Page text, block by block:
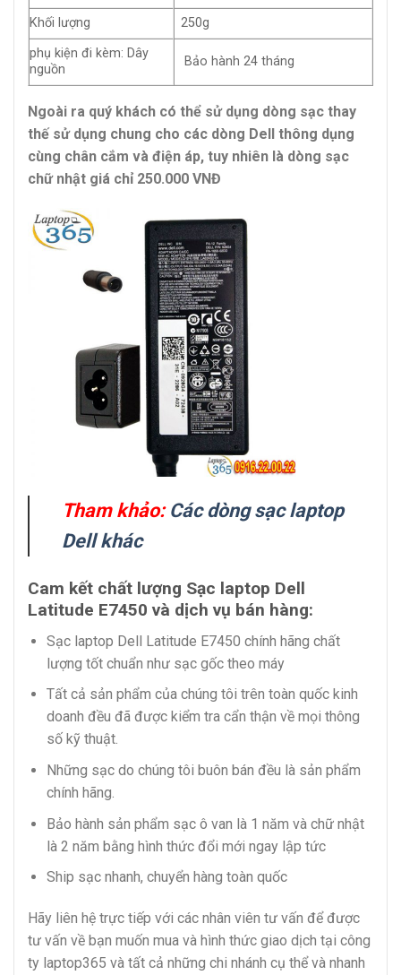
Khối lượng
250g
phụ kiện đi kèm: Dây
nguồn
Bảo hành 24 tháng
Ngoài ra quý khách có thể sử dụng dòng sạc thay
thế sử dụng chung cho các dòng Dell thông dụng
cùng chân cắm và điện áp, tuy nhiên là dòng sạc
chữ nhật giá chỉ 250.000 VNĐ
Tham khảo: Các dòng sạc laptop
Dell khác
Cam kết chất lượng Sạc laptop Dell
Latitude E7450 và dịch vụ bán hàng:
Sạc laptop Dell Latitude E7450 chính hãng chất
lượng tốt chuẩn như sạc gốc theo máy
Tất cả sản phẩm của chúng tôi trên toàn quốc kinh
doanh đều đã được kiểm tra cẩn thận về mọi thông
số kỹ thuật.
Những sạc do chúng tôi buôn bán đều là sản phẩm
chính hãng.
Bảo hành sản phẩm sạc ô van là 1 năm và chữ nhật
là 2 năm bằng hình thức đổi mới ngay lập tức
Ship sạc nhanh, chuyển hàng toàn quốc
Hãy liên hệ trực tiếp với các nhân viên tư vấn để được
tư vấn về bạn muốn mua và hình thức giao dịch tại công
ty laptop365 và tất cả những chi nhánh cụ thể và nhanh